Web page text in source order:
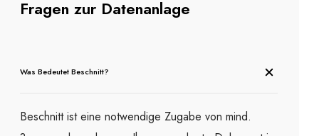
Fragen zur Datenanlage
Was Bedeutet Beschnitt?
Beschnitt ist eine notwendige Zugabe von mind.